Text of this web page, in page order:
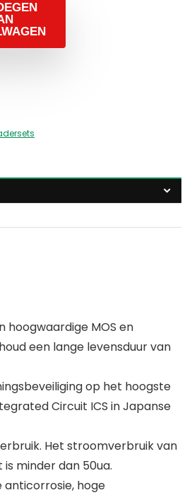
hoogwaardige MOS en
een lange levensduur van
op het hoogste
Circuit ICS in Japanse
Het stroomverbruik van
minder dan 50ua.
anticorrosie, hoge